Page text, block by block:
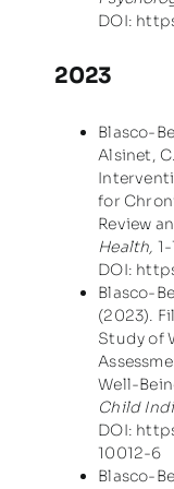
DOI:
2023
Blasco-
Alsinet,
for
Review
Health, 1-
DOI:
Blasco-
(2023).
Study of
Well-
Child
DOI:
10012-6
Blasco-